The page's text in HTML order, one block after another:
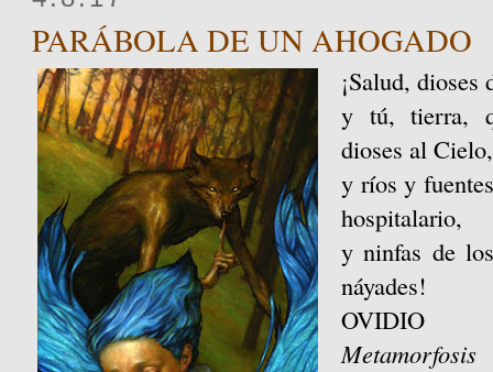
PARÁBOLA DE UN AHOGADO
¡Salud, dioses
y tú, tierra,
dioses al Cielo,
y ríos y
hospitalario,
y ninfas de
náyades!
OVIDIO
Metamorfosis